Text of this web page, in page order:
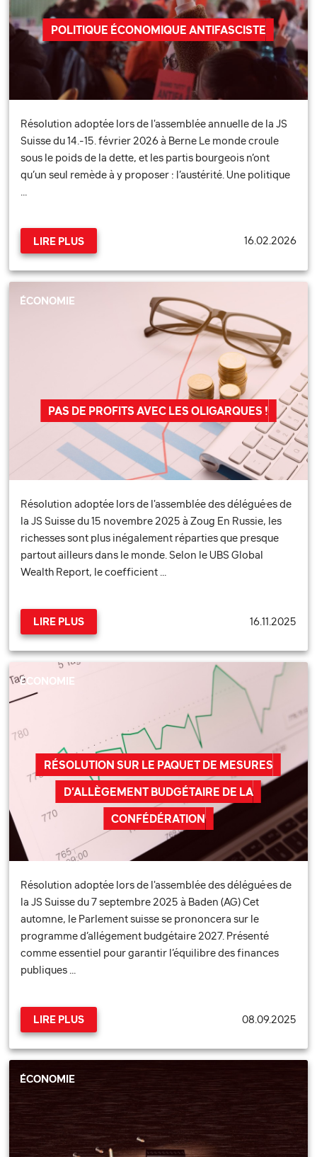
POLITIQUE ÉCONOMIQUE ANTIFASCISTE
Résolution adoptée lors de l'assemblée annuelle de la JS
Suisse du 14.-15. février 2026 à Berne Le monde croule
sous le poids de la dette, et les partis bourgeois n’ont
qu’un seul remède à y proposer : l’austérité. Une politique
LIRE PLUS 16.02.2026
PAS DE PROFITS AVEC LES OLIGARQUES !
ÉCONOMIE
Résolution adoptée lors de l'assemblée des délégué·es de
la JS Suisse du 15 novembre 2025 à Zoug En Russie, les
richesses sont plus inégalement réparties que presque
partout ailleurs dans le monde. Selon le UBS Global
Wealth Report, le coefficient …
LIRE PLUS 16.11.2025
RÉSOLUTION SUR LE PAQUET DE MESURES
D’ALLÈGEMENT BUDGÉTAIRE DE LA
CONFÉDÉRATION
ÉCONOMIE
Résolution adoptée lors de l'assemblée des délégué·es de
la JS Suisse du 7 septembre 2025 à Baden (AG) Cet
automne, le Parlement suisse se prononcera sur le
programme d’allégement budgétaire 2027. Présenté
comme essentiel pour garantir l’équilibre des finances
publiques …
LIRE PLUS 08.09.2025
ÉCONOMIE